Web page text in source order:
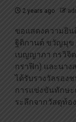
2 years ago
ขอแสดงความยิน
ฐิติกานต์ ขวัญมุข
เบญญาภา กรวิจิ
กราฟิก) และนา
ได้รับรางวัลรอง
การแข่งขันทักษ
ระลึกจากวัสดุท้อ